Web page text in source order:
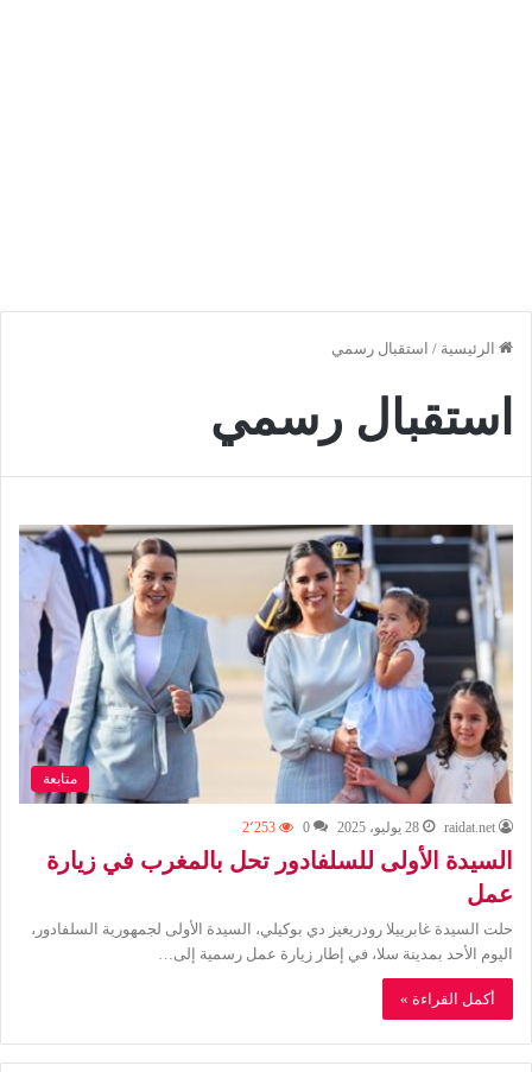
الرئيسية / استقبال رسمي
استقبال رسمي
متابعة
raidat.net 28 يوليو، 2025 0 2٬253
السيدة الأولى للسلفادور تحل بالمغرب في زيارة
عمل
حلت السيدة غابرييلا رودريغيز دي بوكيلي، السيدة الأولى لجمهورية السلفادور،
اليوم الأحد بمدينة سلا، في إطار زيارة عمل رسمية إلى…
أكمل القراءة »